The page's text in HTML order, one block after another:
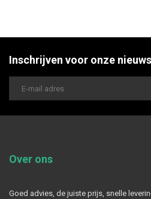
Inschrijven voor onze
Over ons
Goed advies, de juiste prijs, snelle